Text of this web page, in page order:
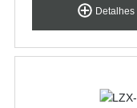
Detalhes